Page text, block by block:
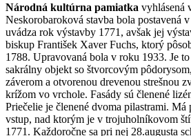
Národná kultúrna pamiatka vyhlásená
Neskorobaroková stavba bola postavená
uvádza rok výstavby 1771, avšak jej
biskup František Xaver Fuchs, ktorý
1788. Upravovaná bola v roku 1933. Je
sakrálny objekt so štvorcovým
záverom a otvorenou drevenou strešnou
krížom vo vrchole. Fasády sú členené
Priečelie je členené dvoma pilastrami.
vstup, nad ktorým je v trojuholníkovom
1771. Každoročne sa pri nej 28.augusta